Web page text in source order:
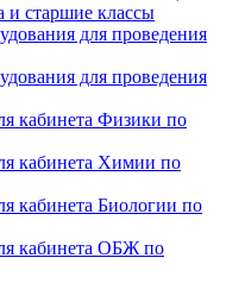
и старшие классы
для проведения
для проведения
кабинета Физики по
кабинета Химии по
кабинета Биологии по
кабинета ОБЖ по